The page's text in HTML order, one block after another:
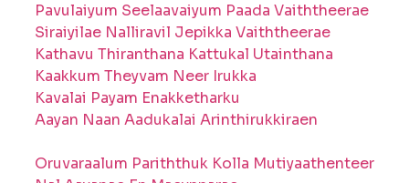
Pavulaiyum Seelaavaiyum Paada Vaiththeerae
Siraiyilae Nalliravil Jepikka Vaiththeerae
Kathavu Thiranthana Kattukal Utainthana
Kaakkum Theyvam Neer Irukka
Kavalai Payam Enakketharku
Aayan Naan Aadukalai Arinthirukkiraen
Oruvaraalum Pariththuk Kolla Mutiyaathenteer